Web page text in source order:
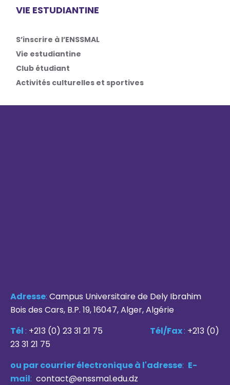
VIE ESTUDIANTINE
S’inscrire à l’ENSSMAL
Vie estudiantine
Club étudiant
Activités culturelles et sportives
Adresse: Campus Universitaire de Dely Ibrahim
Bois des Cars, B.P. 19, 16047, Alger, Algérie
Tél : +213 (0) 23 31 21 75 Tél/Fax: +213 (0)
23 31 21 75
ou par courrier électronique à l'adresse: E-
mail: contact@enssmal.edu.dz